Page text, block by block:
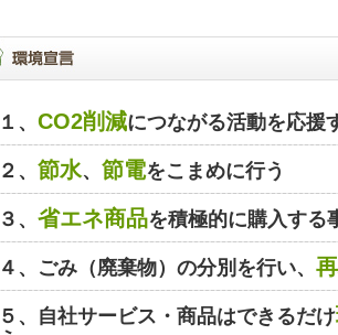
１、 CO2削減につながる活動を応援
２、 節水、 節電をこまめに行う
３、 省エネ商品を積極的に購入する
４、ごみ（廃棄物）の分別を行い、
５、自社サービス・商品はできるだけ